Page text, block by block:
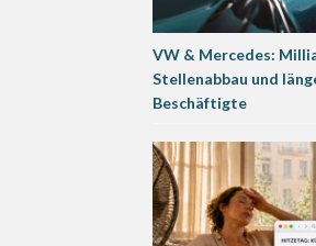
VW & Mercedes:
Stellenabbau und
Beschäftigte